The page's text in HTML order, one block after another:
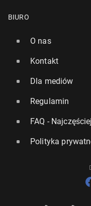
BIURO
O nas
Kontakt
Dla mediów
Regulamin
FAQ -
Polityka